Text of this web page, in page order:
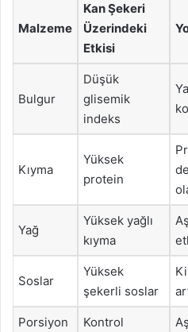
Malzeme
Kan Şekeri
Üzerindeki
Etkisi
Bulgur
Düşük
glisemik
indeks
Kıyma
Yüksek
protein
Yağ
Yüksek yağlı
kıyma
Soslar
Yüksek
şekerli soslar
Porsiyon
Kontrol